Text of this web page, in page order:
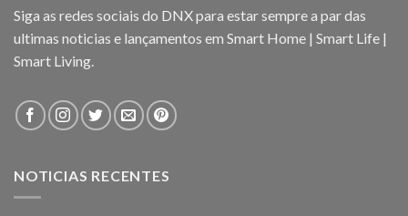
Siga as redes sociais do DNX para estar sempre a par das
ultimas noticias e lançamentos em Smart Home | Smart Life |
Smart Living.
NOTICIAS RECENTES